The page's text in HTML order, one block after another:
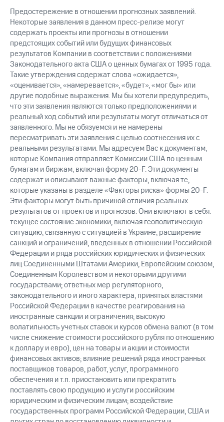
Предостережение в отношении прогнозных заявлений.
Некоторые заявления в данном пресс-релизе могут
содержать проекты или прогнозы в отношении
предстоящих событий или будущих финансовых
результатов Компании в соответствии с положениями
Законодательного акта США о ценных бумагах от 1995 года.
Такие утверждения содержат слова «ожидается»,
«оценивается», «намеревается», «будет», «мог бы» или
другие подобные выражения. Мы бы хотели предупредить,
что эти заявления являются только предположениями и
реальный ход событий или результаты могут отличаться от
заявленного. Мы не обязуемся и не намерены
пересматривать эти заявления с целью соотнесения их с
реальными результатами. Мы адресуем Вас к документам,
которые Компания отправляет Комиссии США по ценным
бумагам и биржам, включая форму 20-F. Эти документы
содержат и описывают важные факторы, включая те,
которые указаны в разделе «Факторы риска» формы 20-F.
Эти факторы могут быть причиной отличия реальных
результатов от проектов и прогнозов. Они включают в себя:
текущее состояние экономики, включая геополитическую
ситуацию, связанную с ситуацией в Украине; расширение
санкций и ограничений, введенных в отношении Российской
Федерации и ряда российских юридических и физических
лиц Соединенными Штатами Америки, Европейским союзом,
Соединенным Королевством и некоторыми другими
государствами; ответных мер регуляторного,
законодательного и иного характера, принятых властями
Российской Федерации в качестве реагирования на
иностранные санкции и ограничения; высокую
волатильность учетных ставок и курсов обмена валют (в том
числе снижение стоимости российского рубля по отношению
к доллару и евро), цен на товары и акции и стоимости
финансовых активов; влияние решений ряда иностранных
поставщиков товаров, работ, услуг, программного
обеспечения и т.п. приостановить или прекратить
поставлять свою продукцию и услуги российским
юридическим и физическим лицам; воздействие
государственных программ Российской Федерации, США и